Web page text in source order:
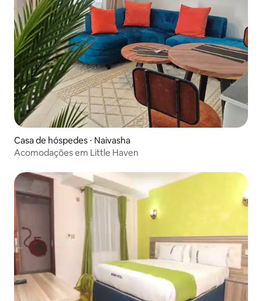
Casa de hóspedes ⋅ Naivasha
Acomodações em Little Haven